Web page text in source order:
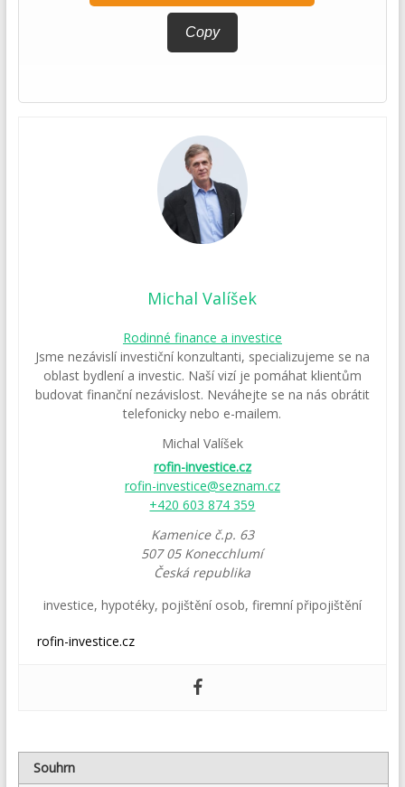
Copy
Michal Valíšek
Rodinné finance a investice
Jsme nezávislí investiční konzultanti, specializujeme se na
oblast bydlení a investic. Naší vizí je pomáhat klientům
budovat finanční nezávislost. Neváhejte se na nás obrátit
telefonicky nebo e-mailem.
Michal Valíšek
rofin-investice.cz
rofin-investice@seznam.cz
+420 603 874 359
Kamenice č.p. 63
507 05 Konecchlumí
Česká republika
investice, hypotéky, pojištění osob, firemní připojištění
rofin-investice.cz
Souhrn